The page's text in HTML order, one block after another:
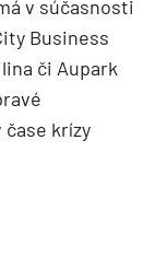
v súčasnosti
Business
či Aupark
krízy